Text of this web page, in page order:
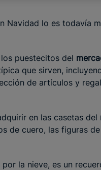
Navidad lo es todavía
puestecitos del
que sirven,
de artículos y
en las casetas del
de cuero, las figuras
la nieve, es un